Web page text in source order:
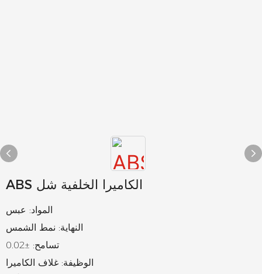
ABS الكاميرا الخلفية شل
المواد: عبس
النهاية: نمط الشمس
تسامح: ±0.02
الوظيفة: غلاف الكاميرا